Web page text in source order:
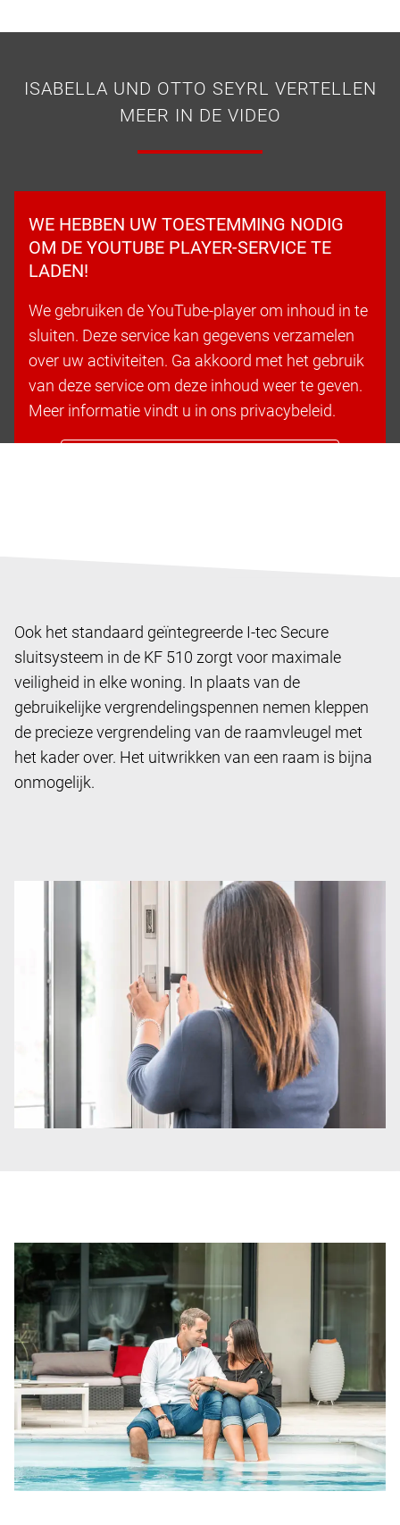
ISABELLA UND OTTO SEYRL VERTELLEN
MEER IN DE VIDEO
WE HEBBEN UW TOESTEMMING NODIG
OM DE YOUTUBE PLAYER-SERVICE TE
LADEN!
We gebruiken de YouTube-player om inhoud in te
sluiten. Deze service kan gegevens verzamelen
over uw activiteiten. Ga akkoord met het gebruik
van deze service om deze inhoud weer te geven.
Meer informatie vindt u in ons privacybeleid.
Ook het standaard geïntegreerde I-tec Secure
sluitsysteem in de KF 510 zorgt voor maximale
veiligheid in elke woning. In plaats van de
gebruikelijke vergrendelingspennen nemen kleppen
de precieze vergrendeling van de raamvleugel met
het kader over. Het uitwrikken van een raam is bijna
onmogelijk.